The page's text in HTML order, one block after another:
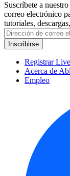
Suscríbete a
correo electrónico
tutoriales,
Registrar
Acerca de
Empleo